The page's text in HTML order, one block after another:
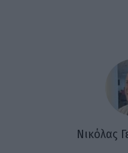
Νικόλας